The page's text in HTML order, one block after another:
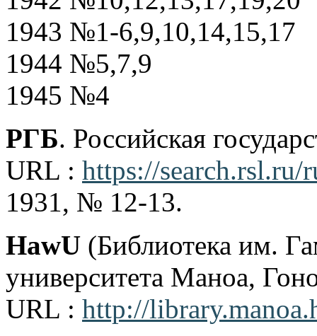
1943 №1-6,9,10,14,15,17
1944 №5,7,9
1945 №4
РГБ. Российская
URL : https://search.rsl.ru/
1931, № 12-13.
HawU (Библиотека им.
университета Маноа,
URL : http://